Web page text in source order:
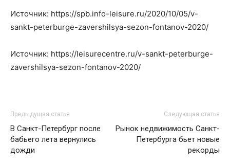
Источник: https://spb.info-leisure.ru/2020/10/05/v-
sankt-peterburge-zavershilsya-sezon-fontanov-2020/
Источник: https://leisurecentre.ru/v-sankt-peterburge-
zavershilsya-sezon-fontanov-2020/
Предыдущая статья
В Санкт-Петербург после
бабьего лета вернулись
дожди
Следующая статья
Рынок недвижимость Санкт-
Петербурга бьет новые
рекорды